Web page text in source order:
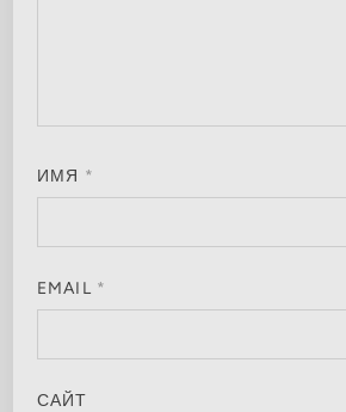
ИМЯ *
EMAIL *
САЙТ